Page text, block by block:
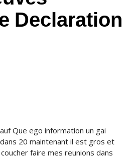
Declaration
Que ego information un gai
20 maintenant il est gros et
faire mes reunions dans